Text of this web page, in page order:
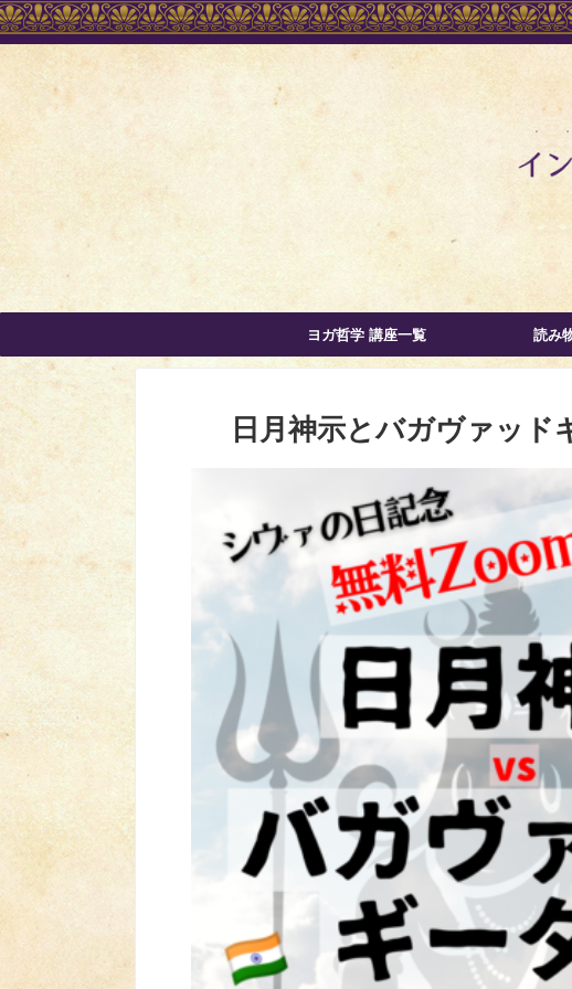
ヨガ哲学 講座一覧 読み
日月神示とバガヴァッド